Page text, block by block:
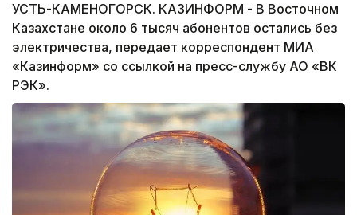
УСТЬ-КАМЕНОГОРСК. КАЗИНФОРМ - В Восточном
Казахстане около 6 тысяч абонентов остались без
электричества, передает корреспондент МИА
«Казинформ» со ссылкой на пресс-службу АО «ВК
РЭК».